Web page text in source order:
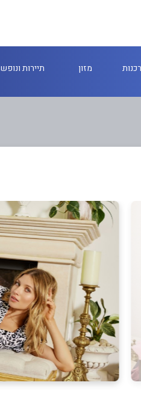
מזון תיירות ונופש